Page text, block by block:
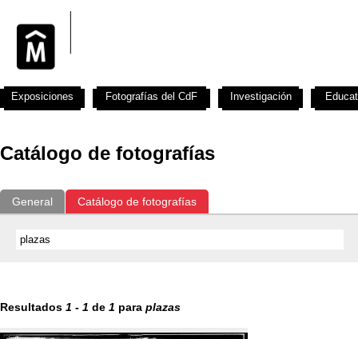
Catálogo de fotografías
General Catálogo de fotografías
Resultados 1 - 1 de 1 para plazas
Exposiciones Fotografías del CdF Investigación